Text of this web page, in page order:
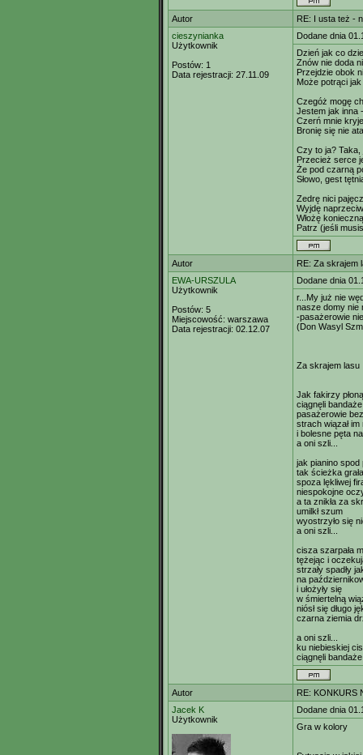
Autor
RE: I usta też -
cieszynianka
Użytkownik
Postów: 1
Data rejestracji: 27.11.09
Dodane dnia
Dzień jak co
Znów nie doda
Przejdzie obok
Może potrąci
Czegóż mogę
Jestem jak inna
Czerń mnie
Bronię się nie
Czy to ja? Taka,
Przecież serce
Że pod czarną
Słowo, gest
Zedrę nici
Wyjdę
Włożę
Patrz (jeśli
Autor
RE: Za skrajem
EWA-URSZULA
Użytkownik
Postów: 5
Miejscowość: warszawa
Data rejestracji: 02.12.07
Dodane dnia
r...My już nie
nasze domy nie
-pasażerowie
(Don Wasyl
Za skrajem lasu
Jak fakirzy
ciągnęli bandaże
pasażerowie
strach wiązał im
i bolesne pęta
a oni szli...
jak pianino
tak ścieżka
spoza lękliwej
niespokojne
a ta znikła za
umilkł szum
wyostrzyło się
a oni szli...
cisza szarpała
tężejąc i
strzały spadły
na
i ułożyły się
w śmiertelną
niósł się długo
czarna ziemia
a oni szli...
ku niebieskiej
ciągnęli bandaże
Autor
RE: KONKURS
Jacek K
Użytkownik
Dodane dnia
Gra w kolory